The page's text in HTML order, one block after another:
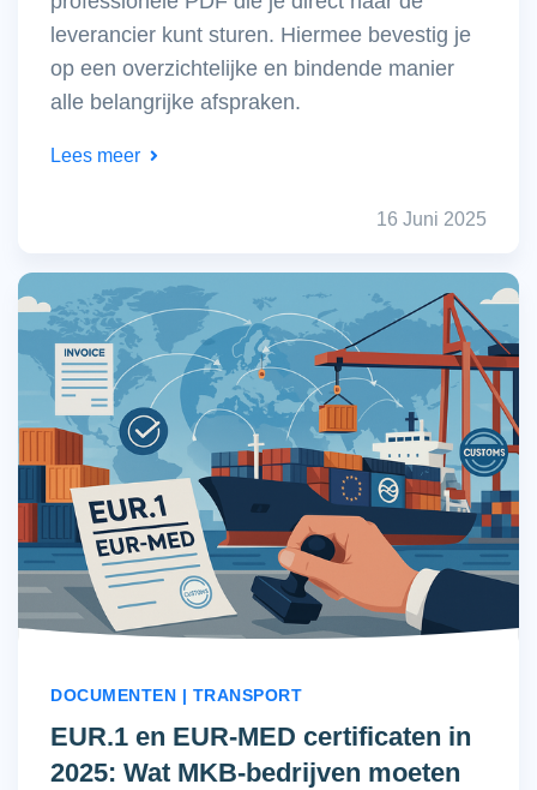
leverancier kunt sturen. Hiermee bevestig je
op een overzichtelijke en bindende manier
alle belangrijke afspraken.
Lees meer
16 Juni 2025
DOCUMENTEN | TRANSPORT
EUR.1 en EUR-MED certificaten in
2025: Wat MKB-bedrijven moeten